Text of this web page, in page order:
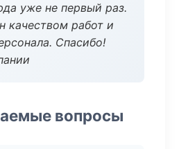
уже не первый раз.
качеством работ и
Спасибо!
вопросы